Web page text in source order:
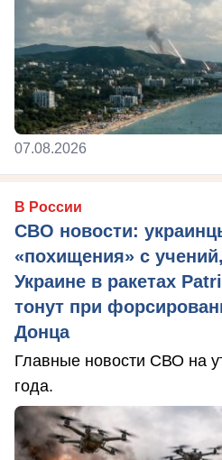
07.08.2026
В России
СВО новости:
«похищения» с
Украине в ракетах
тонут при
Донца
Главные новости СВО на
года.